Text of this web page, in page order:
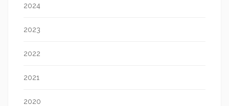
2024
2023
2022
2021
2020